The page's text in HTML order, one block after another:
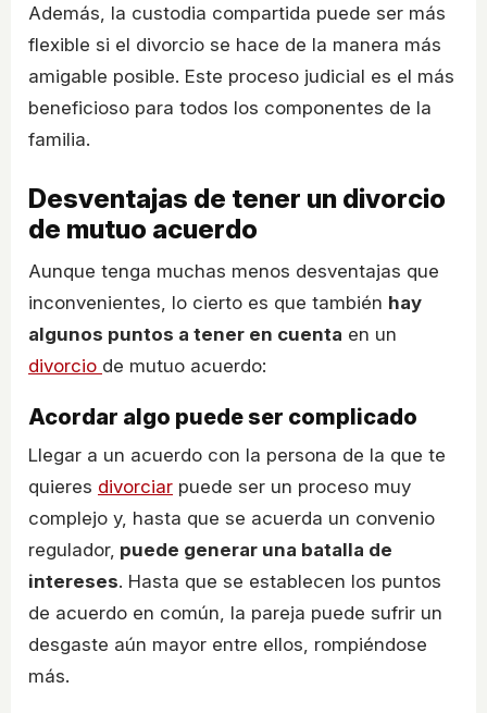
Además, la custodia compartida puede ser más
flexible si el divorcio se hace de la manera más
amigable posible. Este proceso judicial es el más
beneficioso para todos los componentes de la
familia.
Desventajas de tener un divorcio
de mutuo acuerdo
Aunque tenga muchas menos desventajas que
inconvenientes, lo cierto es que también hay
algunos puntos a tener en cuenta en un
divorcio de mutuo acuerdo:
Acordar algo puede ser complicado
Llegar a un acuerdo con la persona de la que te
quieres divorciar puede ser un proceso muy
complejo y, hasta que se acuerda un convenio
regulador, puede generar una batalla de
intereses. Hasta que se establecen los puntos
de acuerdo en común, la pareja puede sufrir un
desgaste aún mayor entre ellos, rompiéndose
más.